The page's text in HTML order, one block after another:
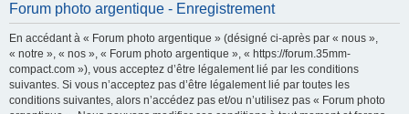
Forum photo argentique - Enregistrement
En accédant à « Forum photo argentique » (désigné ci-après par « nous »,
« notre », « nos », « Forum photo argentique », « https://forum.35mm-
compact.com »), vous acceptez d’être légalement lié par les conditions
suivantes. Si vous n’acceptez pas d’être légalement lié par toutes les
conditions suivantes, alors n’accédez pas et/ou n’utilisez pas « Forum photo